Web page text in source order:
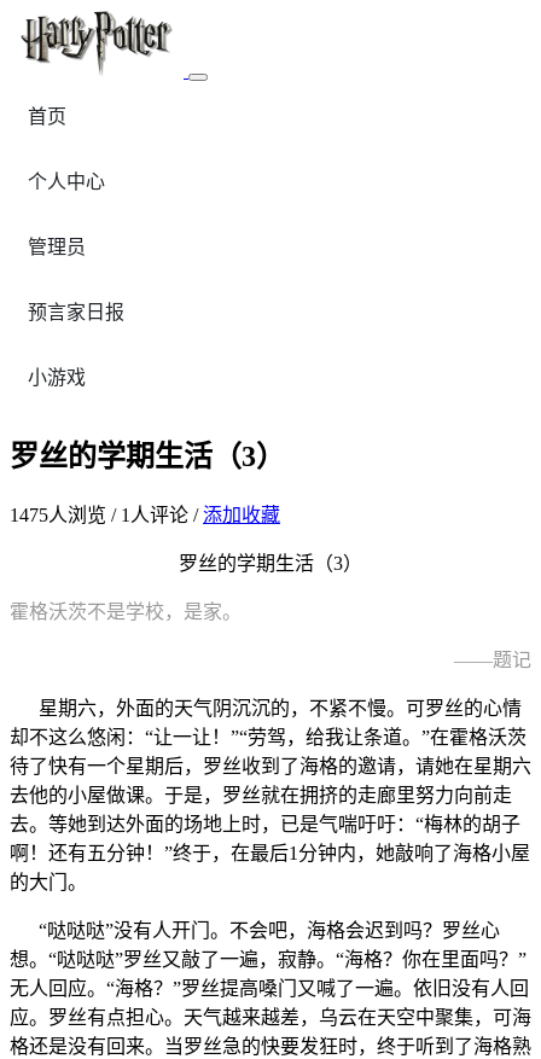
首页
个人中心
管理员
预言家日报
小游戏
罗丝的学期生活（3）
1475人浏览 / 1 人评论 /添加收藏
罗丝的学期生活（3）
霍格沃茨不是学校，是家。
——题记
星期六，外面的天气阴沉沉的，不紧不慢。可罗丝的心情
却不这么悠闲：“让一让！”“劳驾，给我让条道。”在霍格沃茨
待了快有一个星期后，罗丝收到了海格的邀请，请她在星期六
去他的小屋做课。于是，罗丝就在拥挤的走廊里努力向前走
去。等她到达外面的场地上时，已是气喘吁吁：“梅林的胡子
啊！还有五分钟！”终于，在最后1分钟内，她敲响了海格小屋
的大门。
“哒哒哒”没有人开门。不会吧，海格会迟到吗？罗丝心
想。“哒哒哒”罗丝又敲了一遍，寂静。“海格？你在里面吗？”
无人回应。“海格？”罗丝提高嗓门又喊了一遍。依旧没有人回
应。罗丝有点担心。天气越来越差，乌云在天空中聚集，可海
格还是没有回来。当罗丝急的快要发狂时，终于听到了海格熟